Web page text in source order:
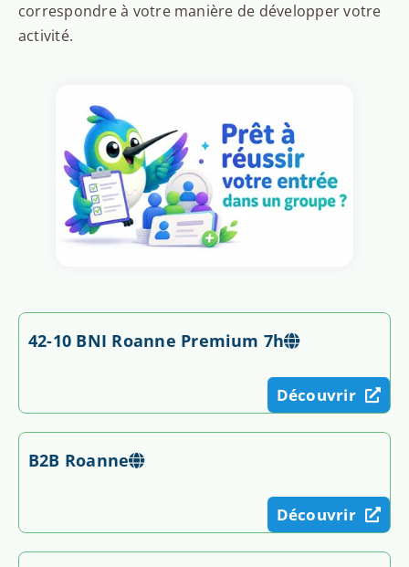
correspondre à votre manière de développer votre
activité.
42-10 BNI Roanne Premium 7h
Découvrir
B2B Roanne
Découvrir